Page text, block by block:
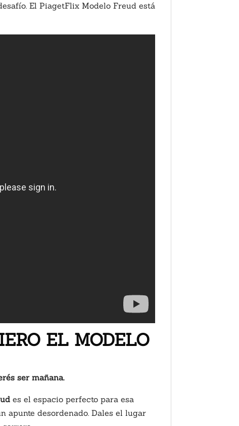
El PiagetFlix Modelo Freud está
EL MODELO
ser mañana.
es el espacio perfecto para esa
apunte desordenado. Dales el lugar